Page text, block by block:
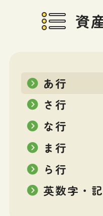
資
あ行
さ行
な行
ま行
ら行
英数字・